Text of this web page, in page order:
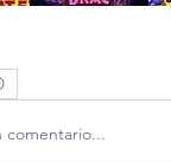
comentario...